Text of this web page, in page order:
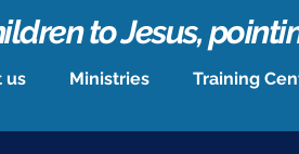
to Jesus,
us Ministries Training